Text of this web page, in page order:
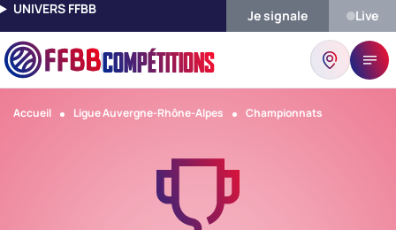
UNIVERS FFBB Je signale Live
COMPÉTITIONS
Accueil Ligue Auvergne-Rhône-Alpes Championnats